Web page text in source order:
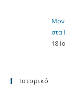
στα
18
Ιστορικό